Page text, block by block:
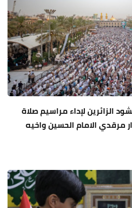
الزائرين لإداء مراسيم صلاة
مرقدي الامام الحسين واخيه